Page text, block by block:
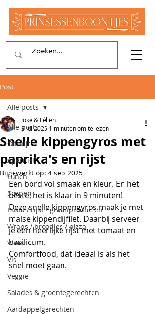
Post
Alle posts
Ontbijt
Aperitief
Lunch
Soepen
Pasta / rijst / graanproducten
Wraps / broodjes / pizza
Vlees
Vis
Veggie
Salades & groentegerechten
Aardappelgerechten
Alle posts
Snelle kippengyros met
paprika's en rijst
Joke & Félien
3 jul 2025 1 minuten om te lezen
Bijgewerkt op: 4 sep 2025
Een bord vol smaak en kleur. En het
beste; het is klaar in 9 minuten!
Deze snelle kippengyros maak je met
malse kippendijfilet. Daarbij serveer
je een heerlijke rijst met tomaat en
basilicum.
Comfortfood, dat ideaal is als het
snel moet gaan.